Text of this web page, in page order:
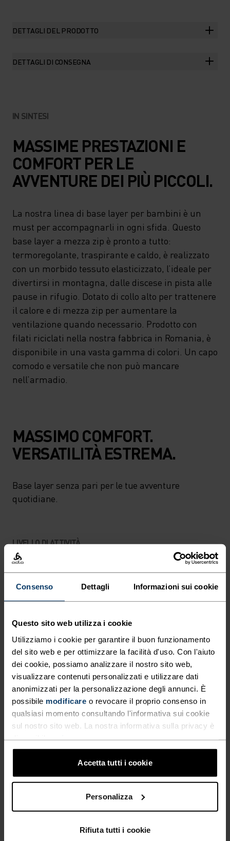
Consenso Dettagli Informazioni sui cookie
Questo sito web utilizza i cookie
Utilizziamo i cookie per garantire il buon funzionamento
del sito web e per ottimizzare la facilità d'uso. Con l'aiuto
dei cookie, possiamo analizzare il nostro sito web,
visualizzare contenuti personalizzati e utilizzare dati
anonimizzati per la personalizzazione degli annunci. È
possibile modificare o revocare il proprio consenso in
qualsiasi momento consultando l'informativa sui cookie
sul nostro sito web. La nostra informativa sulla privacy è
Accetta tutti i cookie
Personalizza
Rifiuta tutti i cookie
DETTAGLI DEL PRODOTTO
DETTAGLI DI CONSEGNA
IN SINTESI
MASSIME PRESTAZIONI E
COMFORT PER LE
AVVENTURE DEI PIÙ PICCOLI.
La nostra linea di base layer per bambini è un
must per accompagnarli in ogni sfida. Questo
base layer a mezza zip è pronto a tutto:
termoregolante, traspirante e caldo, è realizzato
con un morbido tessuto elasticizzato, l’ideale per
divertirsi in montagna, dalle discese in pista alle
pause in rifugio. Dotato di collo alto per trattenere
il calore e di mezza zip per aumentare la
ventilazione quando necessario. Prodotto con
filati riciclati nella nostra fabbrica in Romania, è
disponibile in una vasta gamma di colori. Un capo
comodo e versatile che non può mancare
nell’armadio.
MASSIMO COMFORT.
VERSATILITÀ ESTREMA.
Base layer senza pari per le tue avventure
quotidiane.
LIVELLO DI ATTIVITÀ
BASSO MODERATO ALTO
QUALSIASI COSA MODERATA INTENSITÀ
CARATTERISTICHE DEL TESSUTO
SINTETICO
MERINO
Sintetico - sensazione seconda pelle - elastico,
eccezionalmente leggero, eccellente trasporto
dell'umidità, aiuta a regolare la temperatura corporea,
asciuga più velocemente delle fibre naturali e ha una
SISTEMA DI CONTROLLO DELLA TEMPERATURA
WARM